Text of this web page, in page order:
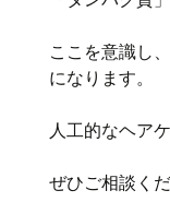
ここを意識し
になります。
人工的なヘア
ぜひご相談くだ